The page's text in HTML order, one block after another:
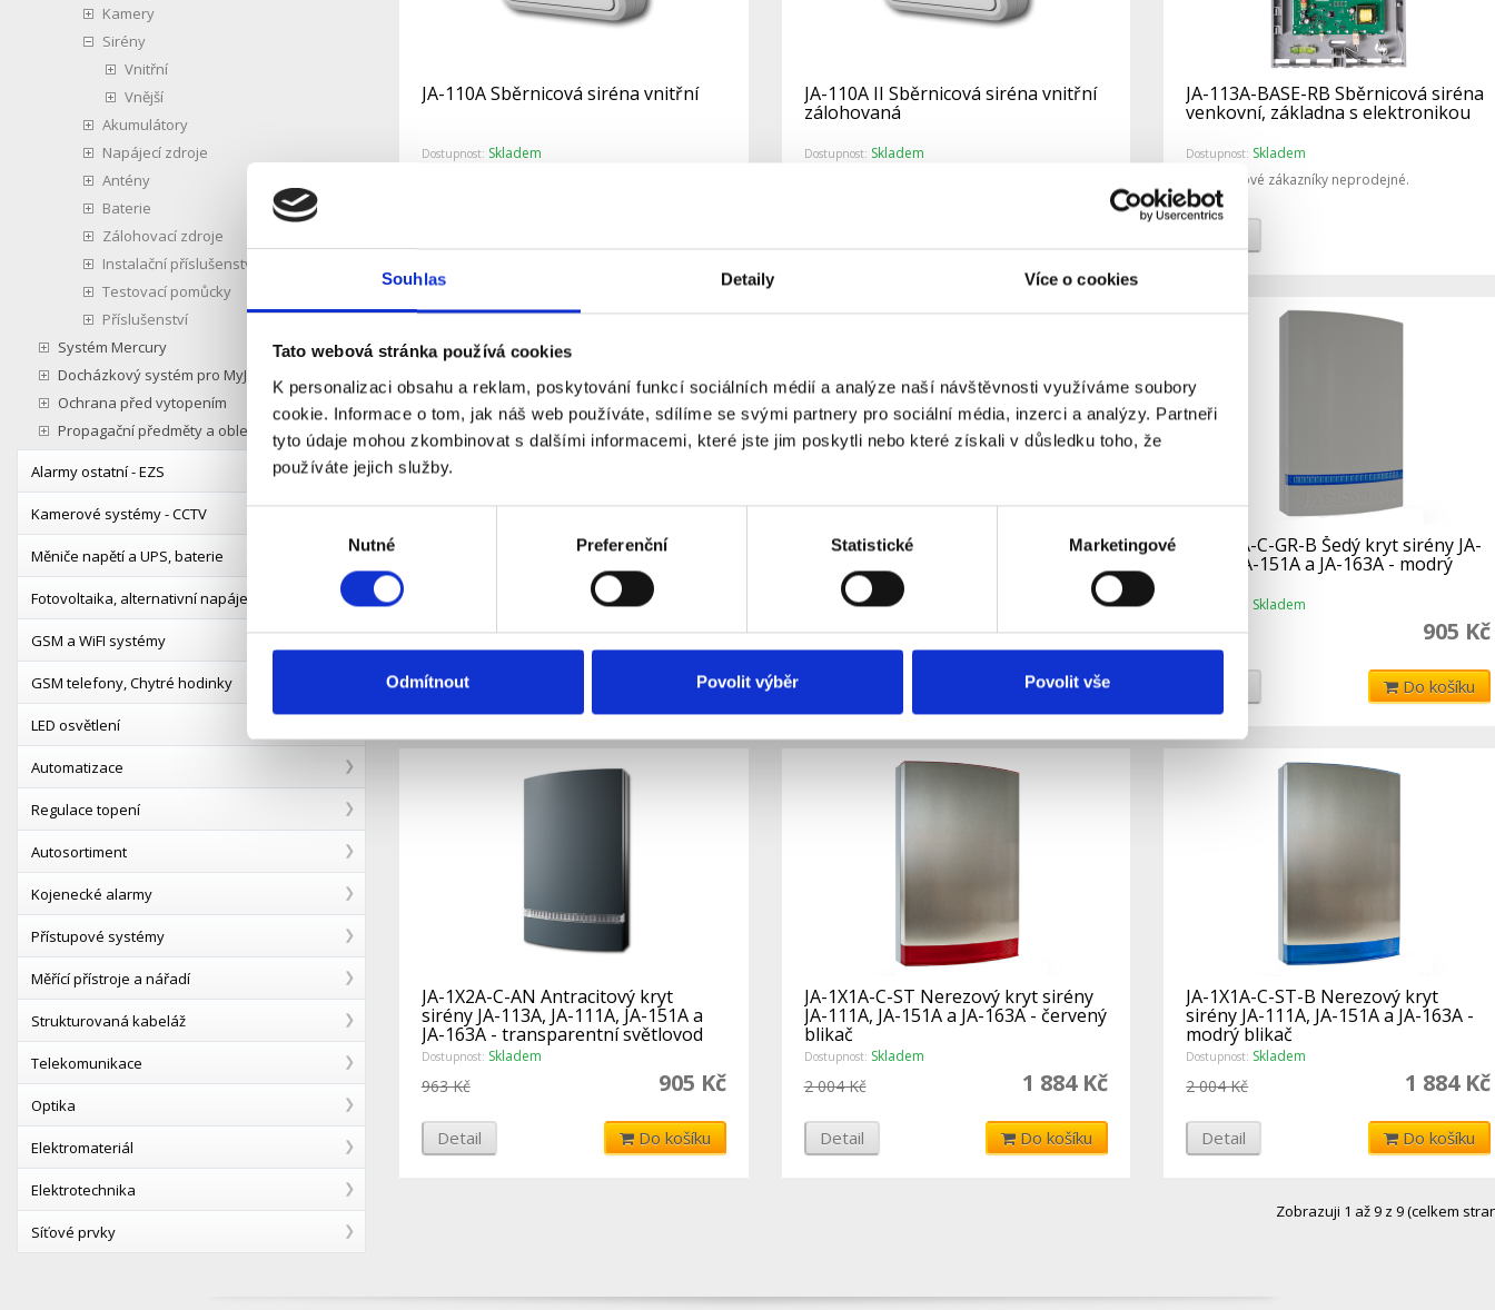
Souhlas Detaily Více o cookies
Tato webová stránka používá cookies
K personalizaci obsahu a reklam, poskytování funkcí sociálních médií a analýze naší návštěvnosti využíváme soubory
cookie. Informace o tom, jak náš web používáte, sdílíme se svými partnery pro sociální média, inzerci a analýzy. Partneři
tyto údaje mohou zkombinovat s dalšími informacemi, které jste jim poskytli nebo které získali v důsledku toho, že
používáte jejich služby.
Nutné Preferenční Statistické Marketingové
Odmítnout Povolit výběr Povolit vše
Kamery
Sirény
Vnitřní
Vnější
Akumulátory
Napájecí zdroje
Antény
Baterie
Zálohovací zdroje
Instalační příslušenství
Testovací pomůcky
Příslušenství
Systém Mercury
Docházkový systém pro MyJablotron
Ochrana před vytopením
Propagační předměty a oblečení
Alarmy ostatní - EZS
Kamerové systémy - CCTV
Měniče napětí a UPS, baterie
Fotovoltaika, alternativní napájení
GSM a WiFI systémy
GSM telefony, Chytré hodinky
LED osvětlení
Automatizace
Regulace topení
Autosortiment
Kojenecké alarmy
Přístupové systémy
Měřící přístroje a nářadí
Strukturovaná kabeláž
Telekomunikace
Optika
Elektromateriál
Elektrotechnika
Síťové prvky
JA-110A Sběrnicová siréna vnitřní
Dostupnost: Skladem
JA-110A II Sběrnicová siréna vnitřní
zálohovaná
Dostupnost: Skladem
JA-113A-BASE-RB Sběrnicová siréna
venkovní, základna s elektronikou
Dostupnost: Skladem
Pro koncové zákazníky neprodejné.
JA-1X2A-C-WH Bílý kryt sirény JA-
transparentní světlovod
905 Kč
963 Kč
Detail Do košíku
JA-1X1A-C-GR Šedý kryt sirény JA-
blikač
Dostupnost:Skladem
905 Kč
963 Kč
Do košíku
JA-1X1A-C-GR-B Šedý kryt sirény JA-
111A, JA-151A a JA-163A - modrý
Skladem
905 Kč
963 Kč
Do košíku
JA-1X2A-C-AN Antracitový kryt
sirény JA-113A, JA-111A, JA-151A a
JA-163A - transparentní světlovod
Dostupnost: Skladem
905 Kč
963 Kč
Detail Do košíku
JA-1X1A-C-ST Nerezový kryt sirény
JA-111A, JA-151A a JA-163A - červený
blikač
Dostupnost: Skladem
1 884 Kč
2 004 Kč
Detail Do košíku
JA-1X1A-C-ST-B Nerezový kryt
sirény JA-111A, JA-151A a JA-163A -
modrý blikač
Dostupnost: Skladem
1 884 Kč
2 004 Kč
Detail Do košíku
Zobrazuji 1 až 9 z 9 (celkem